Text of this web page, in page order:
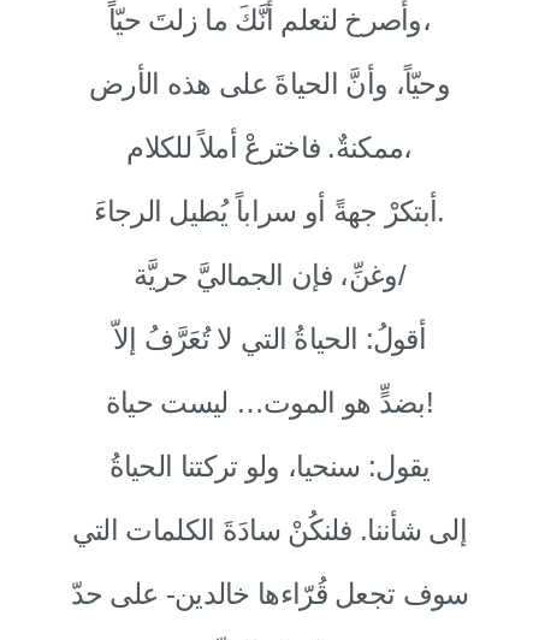
وأصرخ لتعلم أنَّكَ ما زلتَ حيّاً،
وحيّاً، وأنَّ الحياةَ على هذه الأرض
ممكنةٌ. فاخترعْ أملاً للكلام،
أبتكرْ جهةً أو سراباً يُطيل الرجاءَ.
وغنِّ، فإن الجماليَّ حريَّة/
أقولُ: الحياةُ التي لا تُعَرَّفُ إلاّ
بضدٍّ هو الموت… ليست حياة!
يقول: سنحيا، ولو تركتنا الحياةُ
إلى شأننا. فلنكُنْ سادَةَ الكلمات التي
سوف تجعل قُرّاءها خالدين- على حدّ